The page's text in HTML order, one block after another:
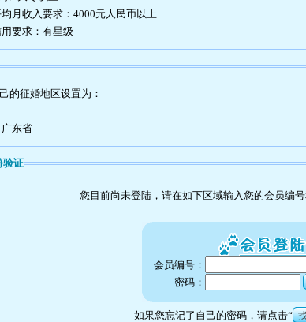
月收入要求：4000元人民币以上
要求：有星级
的征婚地区设置为：
东省
验证
您目前尚未登陆，请在如下区域输入您的会员编
会员编号：
密码：
如果您忘记了自己的密码，请点击“